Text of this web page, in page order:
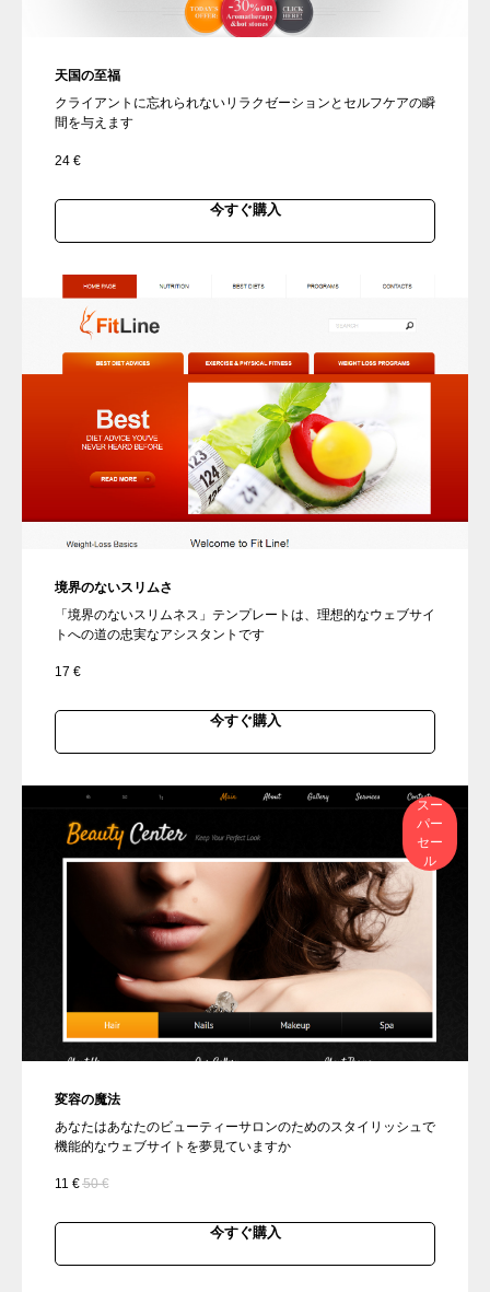
天国の至福
クライアントに忘れられないリラクゼーションとセルフケアの瞬
間を与えます
24 €
今すぐ購入
境界のないスリムさ
「境界のないスリムネス」テンプレートは、理想的なウェブサイ
トへの道の忠実なアシスタントです
17 €
今すぐ購入
スー
パー
セー
ル
変容の魔法
あなたはあなたのビューティーサロンのためのスタイリッシュで
機能的なウェブサイトを夢見ていますか
11 € 50 €
今すぐ購入